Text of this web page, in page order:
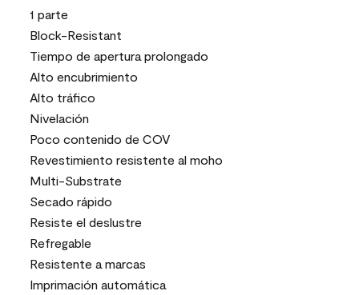
1 parte
Block-Resistant
Tiempo de apertura prolongado
Alto encubrimiento
Alto tráfico
Nivelación
Poco contenido de COV
Revestimiento resistente al moho
Multi-Substrate
Secado rápido
Resiste el deslustre
Refregable
Resistente a marcas
Imprimación automática